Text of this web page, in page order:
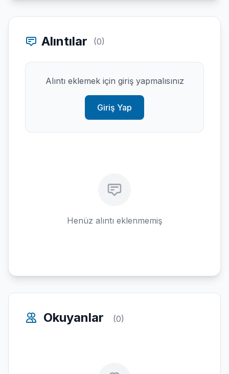
Alıntılar (0)
Alıntı eklemek için giriş yapmalısınız
Giriş Yap
Henüz alıntı eklenmemiş
Okuyanlar (0)